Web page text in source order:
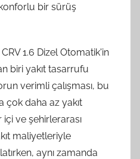
bir sürüş
1.6 Dizel Otomatik'in
biri yakıt tasarrufu
verimli çalışması, bu
çok daha az yakıt
ve şehirlerarası
maliyetleriyle
aynı zamanda